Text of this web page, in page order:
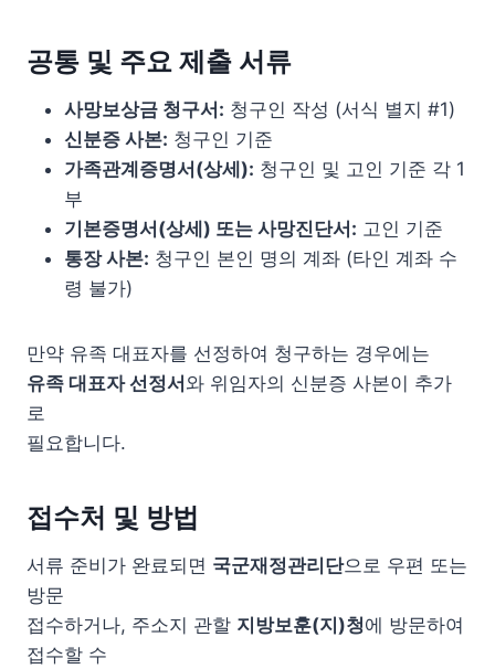
공통 및 주요 제출 서류
사망보상금 청구서: 청구인 작성 (서식 별지 #1)
신분증 사본: 청구인 기준
가족관계증명서(상세): 청구인 및 고인 기준 각 1
부
기본증명서(상세) 또는 사망진단서: 고인 기준
통장 사본: 청구인 본인 명의 계좌 (타인 계좌 수
령 불가)
만약 유족 대표자를 선정하여 청구하는 경우에는
유족 대표자 선정서 와 위임자의 신분증 사본이 추가
로
필요합니다.
접수처 및 방법
서류 준비가 완료되면 국군재정관리단으로 우편 또는
방문
접수하거나, 주소지 관할 지방보훈(지)청에 방문하여
접수할 수